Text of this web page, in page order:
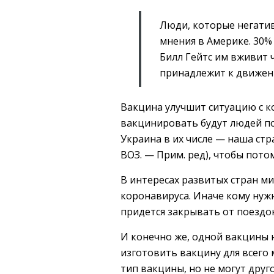
Люди, которые
мнения в Америке.
Билл Гейтс им вживит
принадлежит к
Вакцина улучшит ситуацию с
вакцинировать будут людей
Украина в их числе — наша
ВОЗ. — Прим. ред), чтобы
В интересах развитых стран
коронавируса. Иначе кому
придется закрывать от
И конечно же, одной вакцины
изготовить вакцину для
тип вакцины, но не могут